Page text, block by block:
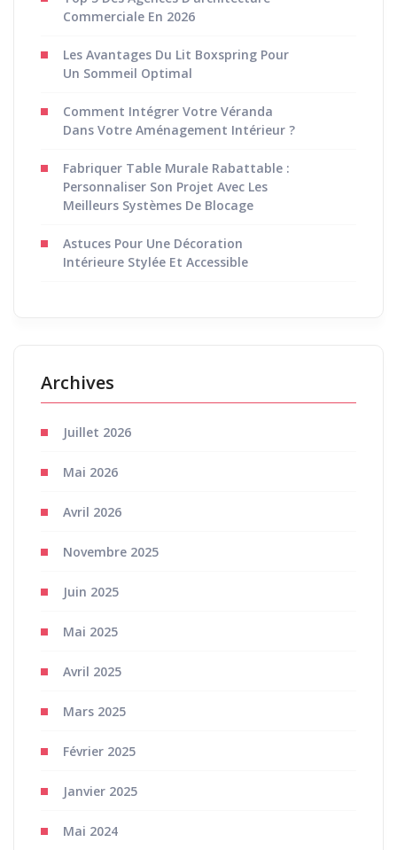
Commerciale En 2026
Les Avantages Du Lit Boxspring Pour
Un Sommeil Optimal
Comment Intégrer Votre Véranda
Dans Votre Aménagement Intérieur ?
Fabriquer Table Murale Rabattable :
Personnaliser Son Projet Avec Les
Meilleurs Systèmes De Blocage
Astuces Pour Une Décoration
Intérieure Stylée Et Accessible
Archives
Juillet 2026
Mai 2026
Avril 2026
Novembre 2025
Juin 2025
Mai 2025
Avril 2025
Mars 2025
Février 2025
Janvier 2025
Mai 2024